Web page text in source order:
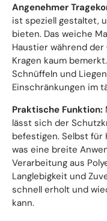
Angenehmer
ist speziell gestaltet,
bieten. Das weiche
Haustier während
Kragen kaum
Schnüffeln und
Einschränkungen im
Praktische Funktion:
lässt sich der
befestigen. Selbst für
was eine breite
Verarbeitung aus
Langlebigkeit und
schnell erholt und
kann.